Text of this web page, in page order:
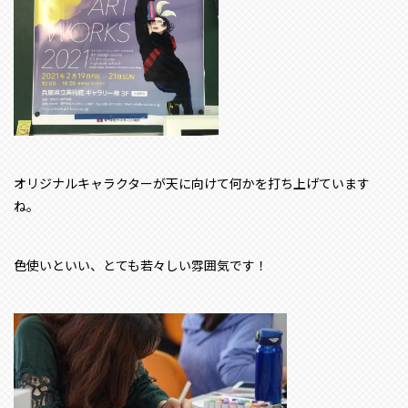
オリジナルキャラクターが天に向けて何かを打ち上げています
ね。
色使いといい、とても若々しい雰囲気です！